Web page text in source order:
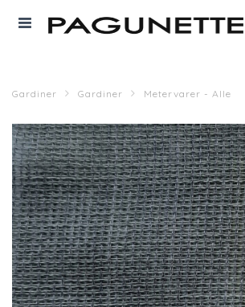
Gardiner Gardiner Metervarer - Alle